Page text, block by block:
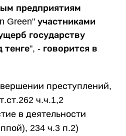
предприятиям
Green" участниками
государству
- говорится в
преступлений,
ч.ч.1,2
в деятельности
234 ч.3 п.2)